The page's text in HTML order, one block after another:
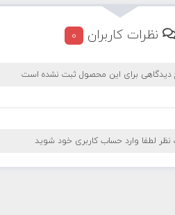
نظرات کاربران 0
دیدگاهی برای این محصول ثبت نشده است
نظر لطفا وارد حساب کاربری خود شوید